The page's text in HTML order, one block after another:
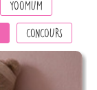
YOOMUM
CONCOURS